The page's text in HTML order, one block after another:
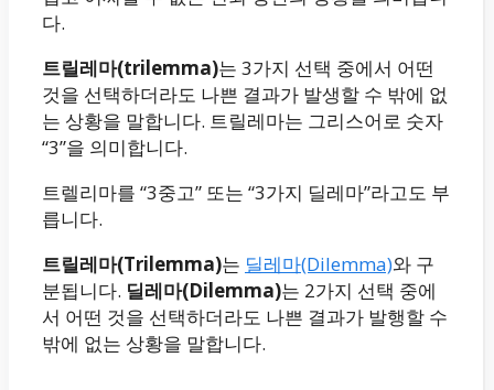
다.
트릴레마(trilemma)는 3가지 선택 중에서 어떤
것을 선택하더라도 나쁜 결과가 발생할 수 밖에 없
는 상황을 말합니다. 트릴레마는 그리스어로 숫자
“3”을 의미합니다.
트렐리마를 “3중고” 또는 “3가지 딜레마”라고도 부
릅니다.
트릴레마(Trilemma)는 딜레마(Dilemma)와 구
분됩니다. 딜레마(Dilemma)는 2가지 선택 중에
서 어떤 것을 선택하더라도 나쁜 결과가 발행할 수
밖에 없는 상황을 말합니다.